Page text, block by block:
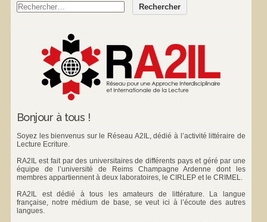
Bonjour à tous !
Soyez les bienvenus sur le Réseau A2IL, dédié à l’activité littéraire de
Lecture Ecriture.
RA2IL est fait par des universitaires de différents pays et géré par une
équipe de l’université de Reims Champagne Ardenne dont les
membres appartiennent à deux laboratoires, le CIRLEPet le CRIMEL
RA2IL est dédié à tous les amateurs de littérature. La langue
française, notre médium de base, se veut ici à l’écoute des autres
langues.